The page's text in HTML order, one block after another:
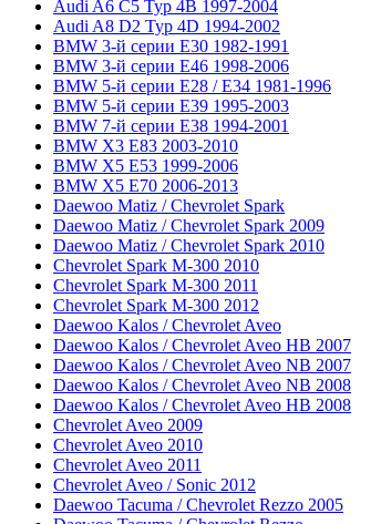
Audi A6 C5 Typ 4B 1997-2004
Audi A8 D2 Typ 4D 1994-2002
BMW 3-й серии E30 1982-1991
BMW 3-й серии E46 1998-2006
BMW 5-й серии E28 / E34 1981-1996
BMW 5-й серии E39 1995-2003
BMW 7-й серии E38 1994-2001
BMW X3 E83 2003-2010
BMW X5 E53 1999-2006
BMW X5 E70 2006-2013
Daewoo Matiz / Chevrolet Spark
Daewoo Matiz / Chevrolet Spark 2009
Daewoo Matiz / Chevrolet Spark 2010
Chevrolet Spark M-300 2010
Chevrolet Spark M-300 2011
Chevrolet Spark M-300 2012
Daewoo Kalos / Chevrolet Aveo
Daewoo Kalos / Chevrolet Aveo HB 2007
Daewoo Kalos / Chevrolet Aveo NB 2007
Daewoo Kalos / Chevrolet Aveo NB 2008
Daewoo Kalos / Chevrolet Aveo HB 2008
Chevrolet Aveo 2009
Chevrolet Aveo 2010
Chevrolet Aveo 2011
Chevrolet Aveo / Sonic 2012
Daewoo Tacuma / Chevrolet Rezzo 2005